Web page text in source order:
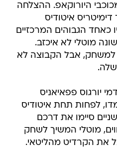
היורוקאפ. ההצלחה
איטודיס
כאחד הגבוהים המרכזיים
מוטלי לא איכזב.
14.5 נקודות למשחק, אבל הקבוצה לא
יורגוס פפאיאניס
לפחות תחת איטודיס
סיימו את דרכם
מוטלי המשיך לשחק
את הקרדיט מהליטאי.